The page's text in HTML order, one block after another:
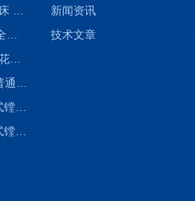
B5032插床 插内外花键槽 B5020液压立式插床
昆泰重工 TX68卧式镗床 镗孔机 镗缸机
昆泰重工 TX68卧式镗床 镗孔机 镗缸机 单柱
新闻资讯
技术文章